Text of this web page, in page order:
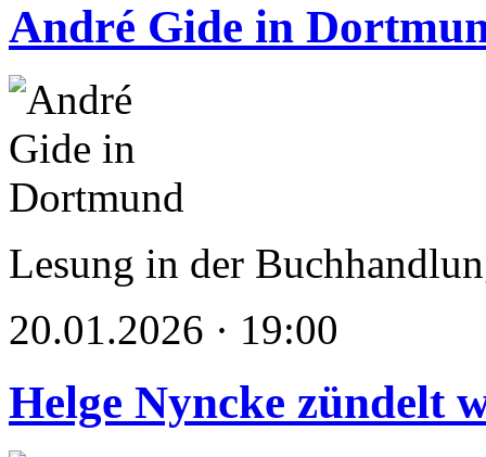
André Gide in
Lesung in der
20.01.2026 · 19:00
Helge Nyncke zündelt